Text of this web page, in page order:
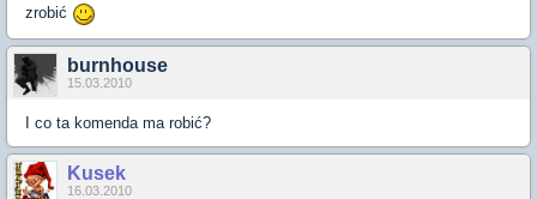
zrobić
burnhouse
15.03.2010
I co ta komenda ma robić?
Kusek
16.03.2010